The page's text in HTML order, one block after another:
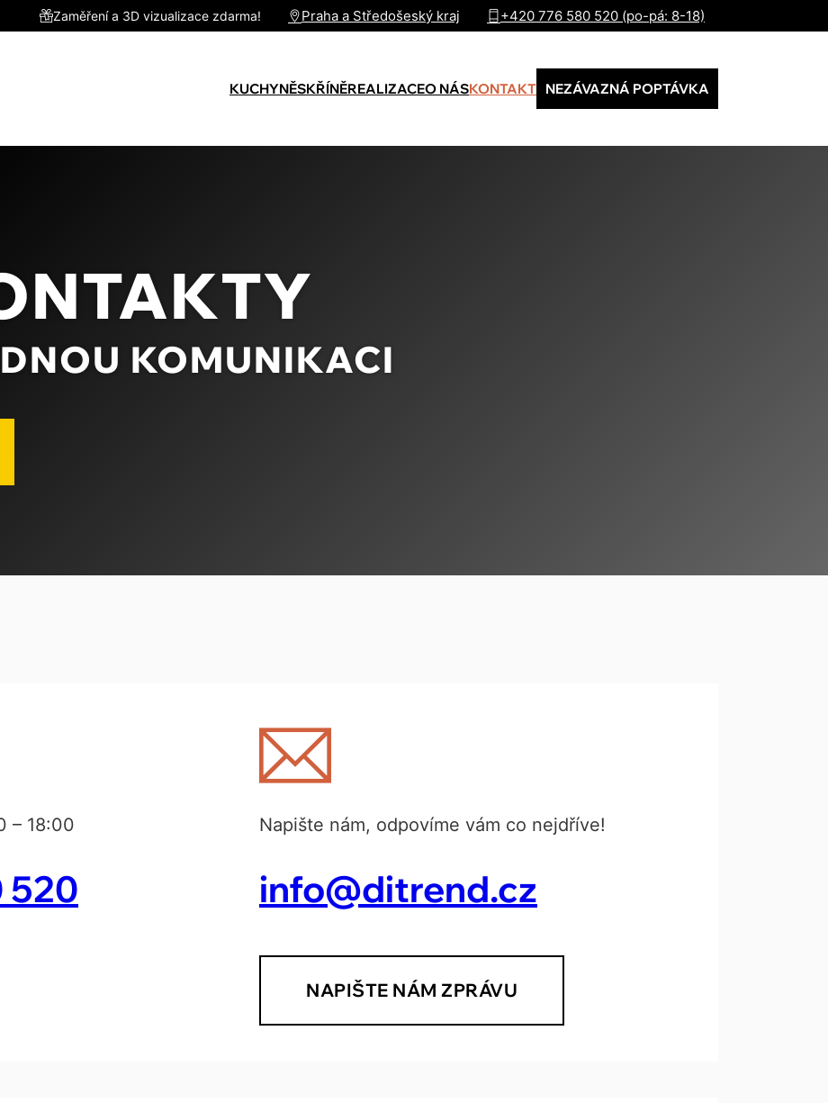
Zaměření a 3D vizualizace zdarma! Praha a Středošeský kraj +420 776 580 520 (po-pá: 8-18)
KUCHYNĚSKŘÍNĚREALIZACEO NÁSKONTAKT NEZÁVAZNÁ POPTÁVKA
KOMUNIKACI
– 18:00
520
Napište nám, odpovíme vám co nejdříve!
info@ditrend.cz
NAPIŠTE NÁM ZPRÁVU